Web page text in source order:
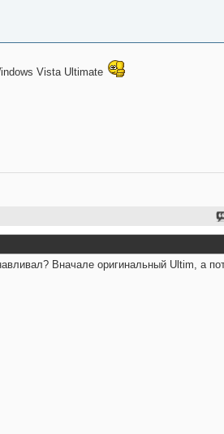
Vista Ultimate
Вначале оригинальный Ultim, а